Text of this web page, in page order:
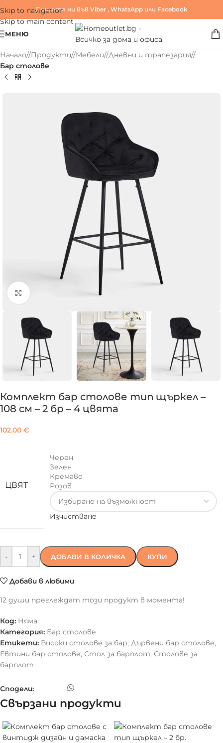
Skip to navigation
Skip to main content
Пишете ни във Viber , WhatsAppили Facebook
МЕНЮ
Начало/ Продукти/ Мебели/ Дневни и трапезария/
Бар столове
Комплект бар столове тип щъркел –
108 см – 2 бр – 4 цвята
102.00 €
ЦВЯТ
Черен
Зелен
Кремаво
Розов
Изчистване
- + ДОБАВИ В КОЛИЧКА КУПИ
Добави в любими
12 души преглеждат този продукт в момента!
Код: Няма
Категория: Бар столове
Етикети: Високи столове за бар, Дървени бар столове,
Евтини бар столове, Стол за барплот, Столове за
барплот
Сподели:
Свързани продукти